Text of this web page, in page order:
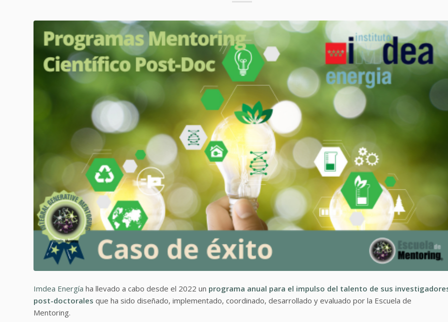
Imdea Energía ha llevado a cabo desde el 2022 un programa anual para el impulso del talento de sus
post-doctorales que ha sido diseñado, implementado, coordinado, desarrollado y evaluado por la Escuela de
Mentoring.